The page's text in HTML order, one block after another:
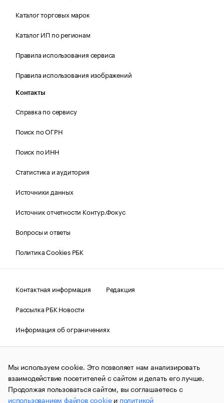
Каталог торговых марок
Каталог ИП по регионам
Правила использования сервиса
Правила использования изображений
Контакты
Справка по сервису
Поиск по ОГРН
Поиск по ИНН
Статистика и аудитория
Источники данных
Источник отчетности Контур.Фокус
Вопросы и ответы
Политика Cookies РБК
Контактная информация
Редакция
Рассылка РБК Новости
Информация об ограничениях
Правовая информация
О соблюдении авторских прав
© АО «РОСБИЗНЕСКОНСАЛТИНГ»,1995–2026.Сообщения
и материалы информационного агентства «РБК»
(зарегистрировано Федеральной службой по надзору в сфере
связи, информационных технологий и массовых
коммуникаций (Роскомнадзор) 09.12.2015 за номером ИА
Мы используем cookie. Это позволяет нам анализировать
взаимодействие посетителей с сайтом и делать его лучше.
Продолжая пользоваться сайтом, вы соглашаетесь с
использованием файлов cookieи политикой